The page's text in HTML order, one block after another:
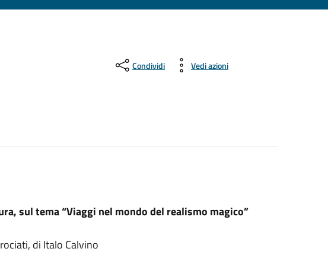
Condividi Vedi azioni
sul tema “Viaggi nel mondo del realismo magico”
di Italo Calvino